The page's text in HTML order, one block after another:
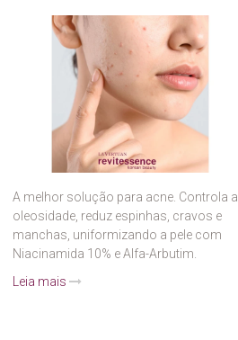
A melhor solução para acne. Controla a
oleosidade, reduz espinhas, cravos e
manchas, uniformizando a pele com
Niacinamida 10% e Alfa-Arbutim.
Leia mais